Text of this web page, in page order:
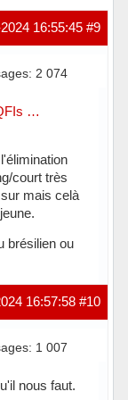
#9
16:55:45
2 074
…
court très
mais celà
brésilien ou
#10
16:57:58
1 007
nous faut.